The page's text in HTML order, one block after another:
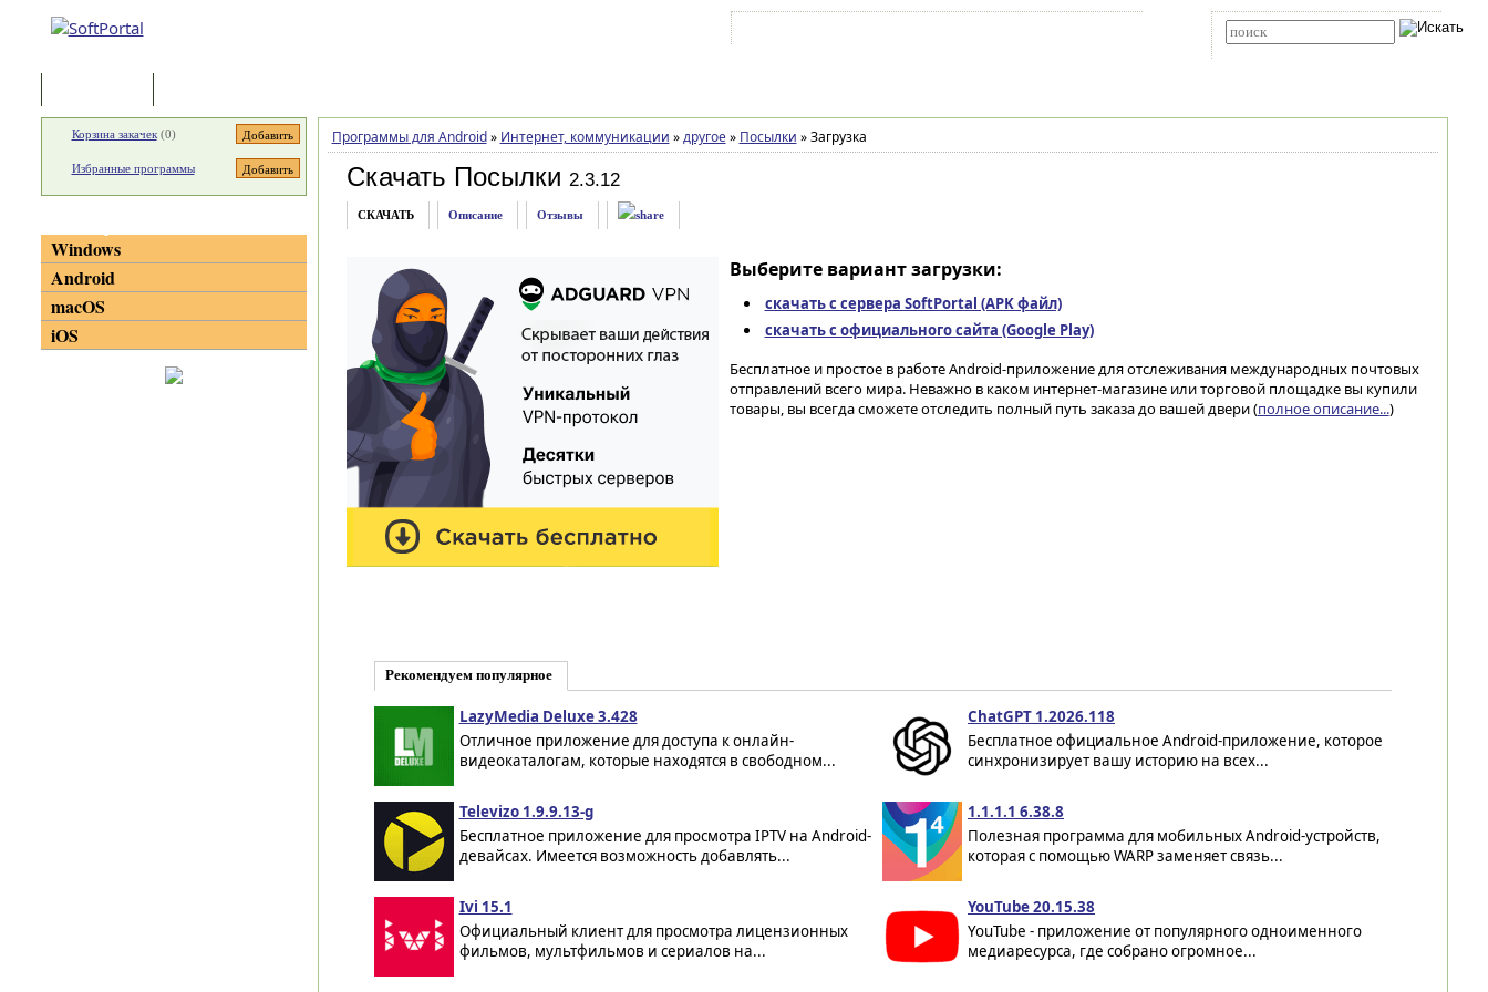
Программы для Android » Интернет, коммуникации » другое » Посылки »Загрузка
Скачать Посылки 2.3.12
СКАЧАТЬ Описание Отзывы
Выберите вариант загрузки:
скачать с сервера SoftPortal (APK файл)
скачать с официального сайта (Google Play)
Бесплатное и простое в работе Android-приложение для отслеживания международных почтовых
отправлений всего мира. Неважно в каком интернет-магазине или торговой площадке вы купили
товары, вы всегда сможете отследить полный путь заказа до вашей двери (полное описание...)
Рекомендуем популярное
LazyMedia Deluxe 3.428
Отличное приложение для доступа к онлайн-
видеокаталогам, которые находятся в свободном...
ChatGPT 1.2026.118
Бесплатное официальное Android-приложение, которое
синхронизирует вашу историю на всех...
Televizo 1.9.9.13-g
Бесплатное приложение для просмотра IPTV на Android-
девайсах. Имеется возможность добавлять...
1.1.1.1 6.38.8
Полезная программа для мобильных Android-устройств,
которая с помощью WARP заменяет связь...
Ivi 15.1
Официальный клиент для просмотра лицензионных
фильмов, мультфильмов и сериалов на...
YouTube 20.15.38
YouTube - приложение от популярного одноименного
медиаресурса, где собрано огромное...
Корзина закачек(0)
Избранные программы
Windows
Android
macOS
iOS